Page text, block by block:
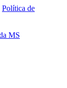
Política de